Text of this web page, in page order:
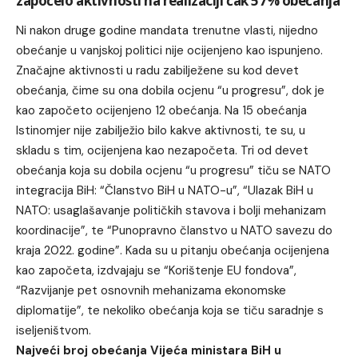
Ni nakon druge godine mandata trenutne vlasti, nijedno
obećanje u vanjskoj politici nije ocijenjeno kao ispunjeno.
Značajne aktivnosti u radu zabilježene su kod devet
obećanja, čime su ona dobila ocjenu “u progresu”, dok je
kao započeto ocijenjeno 12 obećanja. Na 15 obećanja
Istinomjer nije zabilježio bilo kakve aktivnosti, te su, u
skladu s tim, ocijenjena kao nezapočeta. Tri od devet
obećanja koja su dobila ocjenu “u progresu” tiču se NATO
integracija BiH: “Članstvo BiH u NATO-u”, “Ulazak BiH u
NATO: usaglašavanje političkih stavova i bolji mehanizam
koordinacije”, te “Punopravno članstvo u NATO savezu do
kraja 2022. godine”. Kada su u pitanju obećanja ocijenjena
kao započeta, izdvajaju se “Korištenje EU fondova”,
“Razvijanje pet osnovnih mehanizama ekonomske
diplomatije”, te nekoliko obećanja koja se tiču saradnje s
iseljeništvom.
Najveći broj obećanja Vijeća ministara BiH u